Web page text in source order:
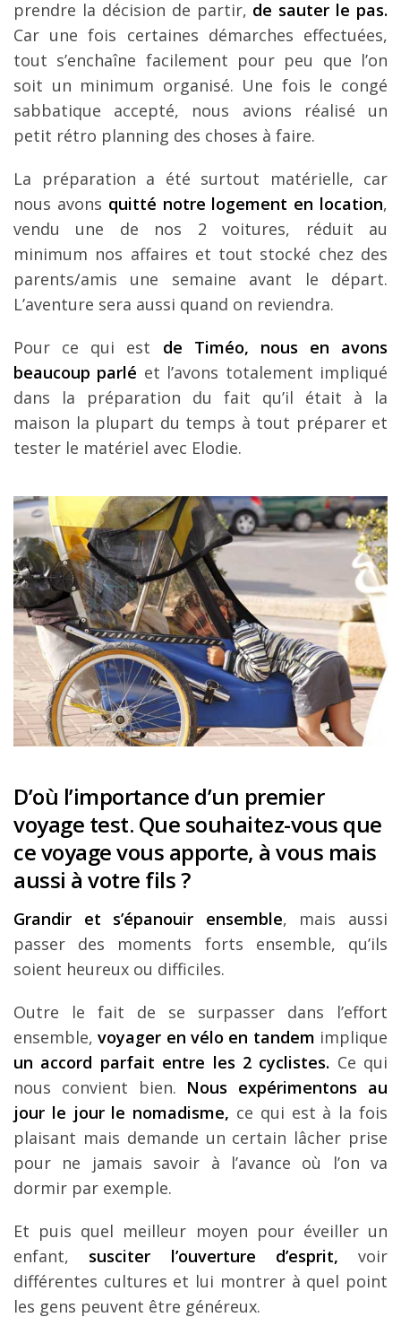
prendre la décision de partir, de sauter le pas.
Car une fois certaines démarches effectuées,
tout s’enchaîne facilement pour peu que l’on
soit un minimum organisé. Une fois le congé
sabbatique accepté, nous avions réalisé un
petit rétro planning des choses à faire.
La préparation a été surtout matérielle, car
nous avons quitté notre logement en location,
vendu une de nos 2 voitures, réduit au
minimum nos affaires et tout stocké chez des
parents/amis une semaine avant le départ.
L’aventure sera aussi quand on reviendra.
Pour ce qui est de Timéo, nous en avons
beaucoup parlé et l’avons totalement impliqué
dans la préparation du fait qu’il était à la
maison la plupart du temps à tout préparer et
tester le matériel avec Elodie.
D’où l’importance d’un premier
voyage test. Que souhaitez-vous que
ce voyage vous apporte, à vous mais
aussi à votre fils ?
Grandir et s’épanouir ensemble, mais aussi
passer des moments forts ensemble, qu’ils
soient heureux ou difficiles.
Outre le fait de se surpasser dans l’effort
ensemble,voyager en vélo en tandem implique
un accord parfait entre les 2 cyclistes. Ce qui
nous convient bien. Nous expérimentons au
jour le jour le nomadisme, ce qui est à la fois
plaisant mais demande un certain lâcher prise
pour ne jamais savoir à l’avance où l’on va
dormir par exemple.
Et puis quel meilleur moyen pour éveiller un
enfant, susciter l’ouverture d’esprit, voir
différentes cultures et lui montrer à quel point
les gens peuvent être généreux.